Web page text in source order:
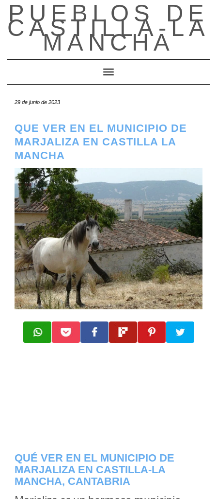
Saltar
contenido
PUEBLOS DE
CASTILLA-LA
MANCHA
Cambiar modo de navegación
29 de junio de 2023
QUE VER EN EL MUNICIPIO DE
MARJALIZA EN CASTILLA LA
MANCHA
QUÉ VER EN EL MUNICIPIO DE
MARJALIZA EN CASTILLA-LA
MANCHA, CANTABRIA